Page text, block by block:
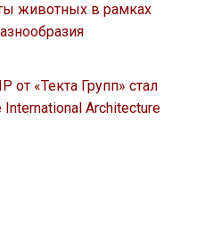
животных в рамках
от «Текта Групп» стал
Architecture